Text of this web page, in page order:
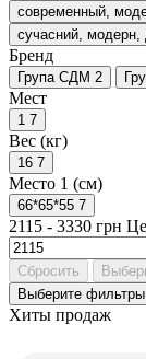
современный,
сучасний, модерн,
Бренд
Група СДМ 2
Мест
1 7
Вес (кг)
16 7
Место 1 (см)
66*65*55 7
2115 - 3330 грн
Сбросить
Выберите фильтры
Хиты продаж